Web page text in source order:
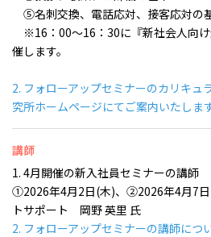
⑤名刺交換、電話応対、接客応対の
※16：00～16：30に『新社会人向
催します。
2. フォローアップセミナーのカリキュ
究所ホームページにてご案内いたします
講師
1. 4月開催の新入社員セミナーの講師
①2026年4月2日(木)、②2026年4月7日
トサポート 岡野 英里 氏
2. フォローアップセミナーの講師につ